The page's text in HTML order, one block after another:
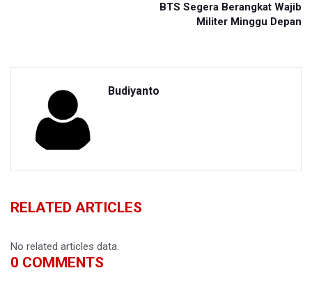
BTS Segera Berangkat Wajib
Militer Minggu Depan
Budiyanto
RELATED ARTICLES
No related articles data.
0 COMMENTS